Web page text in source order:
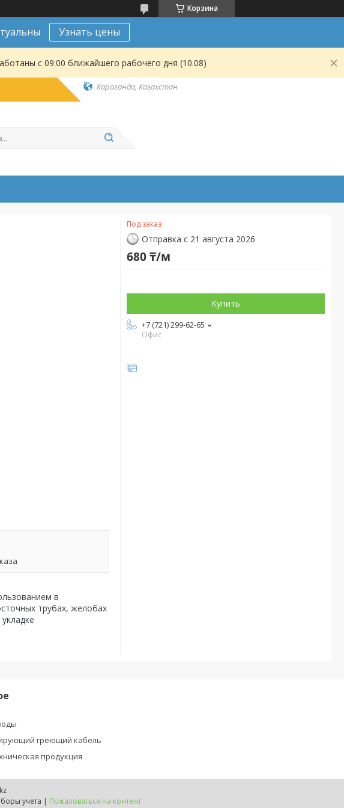
Корзина
Узнать цены
с 09:00 ближайшего рабочего дня (10.08)
Караганда, Казахстан
в
трубах, желобах
Под заказ
Отправка с 21 августа 2026
680 ₸/м
Купить
+7 (721) 299-62-65
Офис
греющий кабель
продукция
ТОО "ТеплоЭнергоРесурс"- Греющий кабель RAYCHEM, Теплый пол, Приборы учета | Пожаловаться на контент